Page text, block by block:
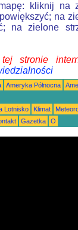
kliknij na
na
na zielone
stronie
Ameryka Północna
Lotnisko Klimat
Gazetka O